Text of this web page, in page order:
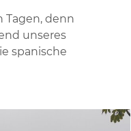
Tagen, denn
unseres
spanische